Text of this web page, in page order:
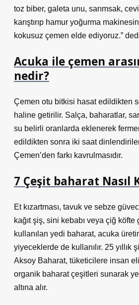
toz biber, galeta unu, sarımsak,
karıştırıp hamur yoğurma
kokusuz çemen elde ediyoruz.”
Acuka ile çemen
nedir?
Çemen otu bitkisi hasat edildikten
haline getirilir. Salça, baharatlar,
su belirli oranlarda eklenerek
edildikten sonra iki saat
Çemen’den farkı kavrulmasıdır.
7 Çeşit baharat Nasıl
Et kızartması, tavuk ve sebze
kağıt şiş, sini kebabı veya çiğ
kullanılan yedi baharat, acuka
yiyeceklerde de kullanılır. 25 yıllık
Aksoy Baharat, tüketicilere insan
organik baharat çeşitleri sunarak
altına alır.